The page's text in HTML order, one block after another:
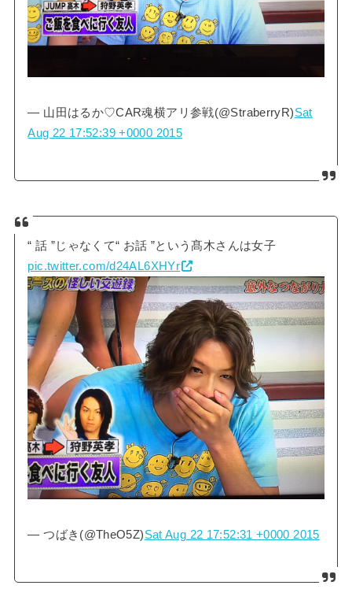
— 山田はるか♡CAR魂横アリ参戦(@StraberryR)Sat
Aug 22 17:52:39 +0000 2015
“ 話 ”じゃなくて“ お話 ”という髙木さんは女子
pic.twitter.com/d24AL6XHYr
— つばき(@TheO5Z)Sat Aug 22 17:52:31 +0000 2015